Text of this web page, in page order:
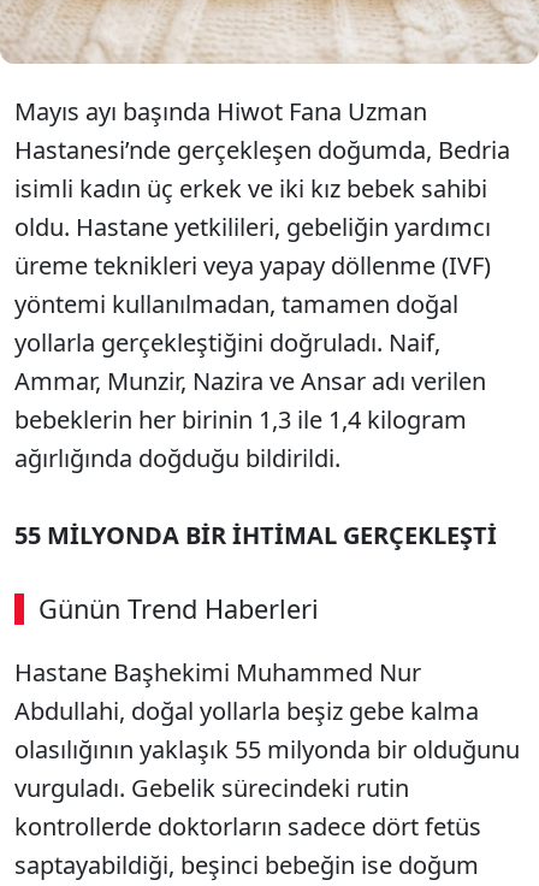
Mayıs ayı başında Hiwot Fana Uzman
Hastanesi’nde gerçekleşen doğumda, Bedria
isimli kadın üç erkek ve iki kız bebek sahibi
oldu. Hastane yetkilileri, gebeliğin yardımcı
üreme teknikleri veya yapay döllenme (IVF)
yöntemi kullanılmadan, tamamen doğal
yollarla gerçekleştiğini doğruladı. Naif,
Ammar, Munzir, Nazira ve Ansar adı verilen
bebeklerin her birinin 1,3 ile 1,4 kilogram
ağırlığında doğduğu bildirildi.
55 MİLYONDA BİR İHTİMAL GERÇEKLEŞTİ
Günün Trend Haberleri
SÖZCÜ SON DAKİKA
Hastane Başhekimi Muhammed Nur
Abdullahi, doğal yollarla beşiz gebe kalma
olasılığının yaklaşık 55 milyonda bir olduğunu
vurguladı. Gebelik sürecindeki rutin
kontrollerde doktorların sadece dört fetüs
saptayabildiği, beşinci bebeğin ise doğum